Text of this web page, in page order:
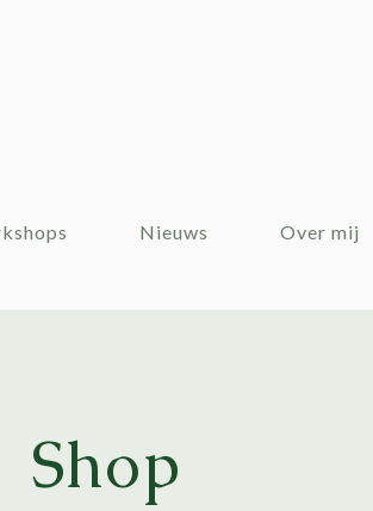
Nieuws Over mij
Shop